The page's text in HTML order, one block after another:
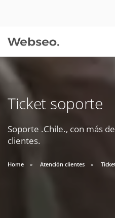
Ticket soporte
Soporte .Chile., con más
clientes.
Home Atención clientes
09:30 AM A